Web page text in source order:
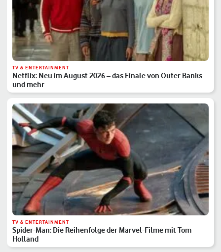
TV & ENTERTAINMENT
Netflix: Neu im August 2026 – das Finale von Outer Banks
und mehr
TV & ENTERTAINMENT
Spider-Man: Die Reihenfolge der Marvel-Filme mit Tom
Holland